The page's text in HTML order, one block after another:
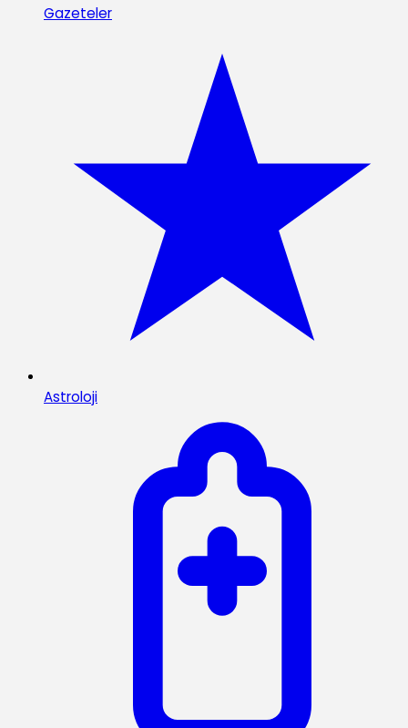
Gazeteler
Astroloji